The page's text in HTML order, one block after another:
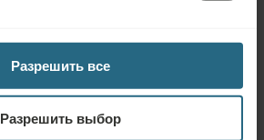
Разрешить все
Разрешить выбор